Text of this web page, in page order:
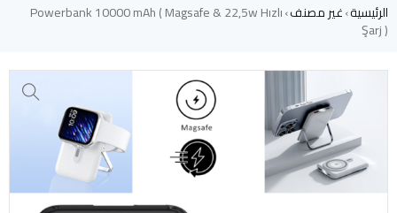
الرئيسية›غير مصنف›
Powerbank 10000 mAh ( Magsafe & 22,5w Hızlı
Şarj )